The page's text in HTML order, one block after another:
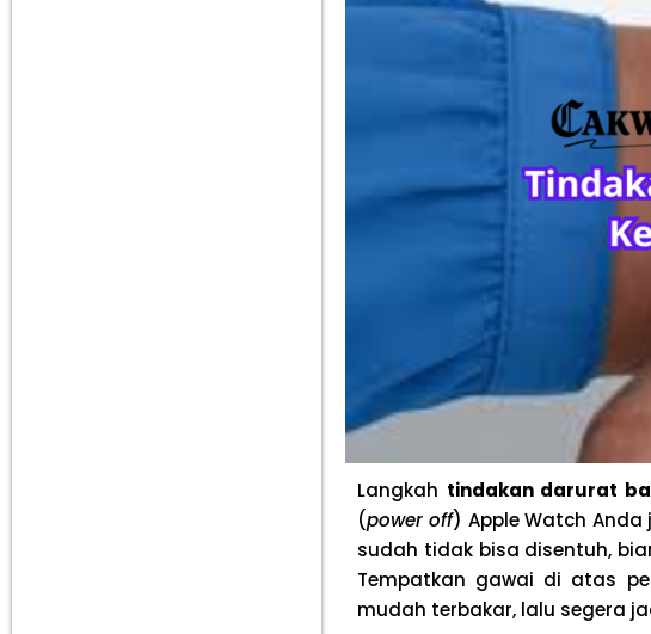
Langkah tindakan darurat
(power off) Apple Watch
sudah tidak bisa disentuh,
Tempatkan gawai di atas
mudah terbakar, lalu segera